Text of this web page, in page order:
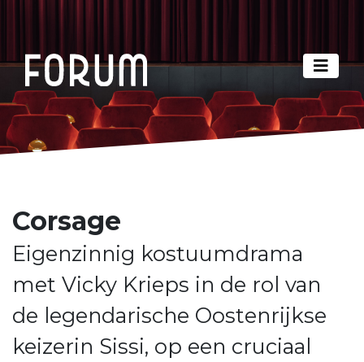
Corsage
Eigenzinnig kostuumdrama
met Vicky Krieps in de rol van
de legendarische Oostenrijkse
keizerin Sissi, op een cruciaal